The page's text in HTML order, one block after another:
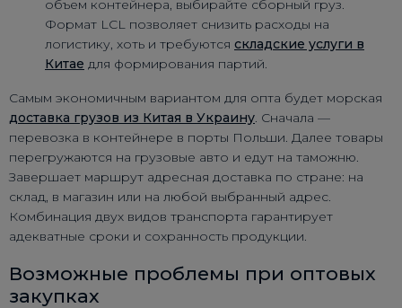
объем контейнера, выбирайте сборный груз.
Формат LCL позволяет снизить расходы на
логистику, хоть и требуются складские услуги в
Китае для формирования партий.
Самым экономичным вариантом для опта будет морская
доставка грузов из Китая в Украину. Сначала —
перевозка в контейнере в порты Польши. Далее товары
перегружаются на грузовые авто и едут на таможню.
Завершает маршрут адресная доставка по стране: на
склад, в магазин или на любой выбранный адрес.
Комбинация двух видов транспорта гарантирует
адекватные сроки и сохранность продукции.
Возможные проблемы при оптовых
закупках